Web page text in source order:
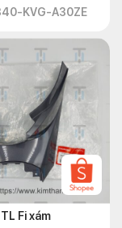
KVG-A30ZE
Fi xám